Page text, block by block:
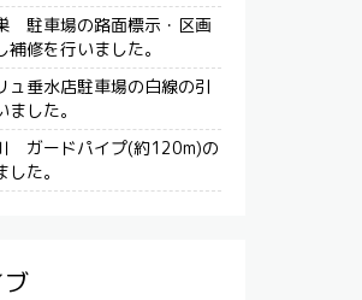
駐車場の路面標示・区画
修を行いました。
ュ垂水店駐車場の白線の引
した。
ガードパイプ(約120m)の
た。